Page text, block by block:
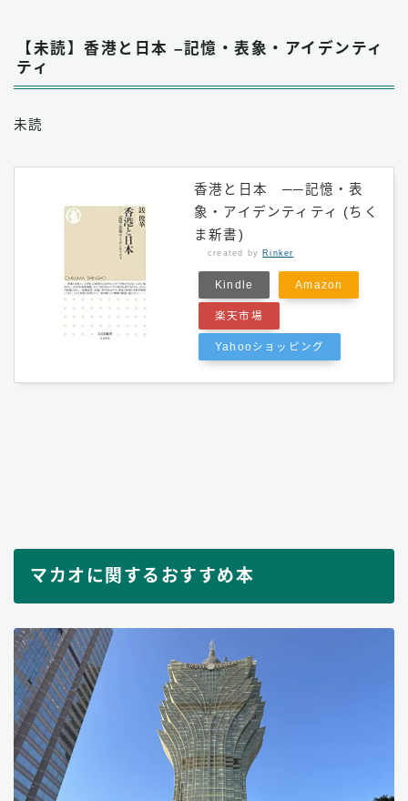
【未読】香港と日本 –記憶・表象・アイデンティ
ティ
未読
香港と日本 ──記憶・表
象・アイデンティティ (ちく
ま新書)
created by Rinker
Kindle Amazon
楽天市場
Yahooショッピング
マカオに関するおすすめ本